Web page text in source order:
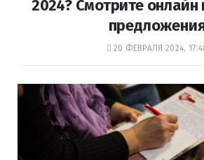
2024? Смотрите
20 ФЕВРАЛЯ 2024,